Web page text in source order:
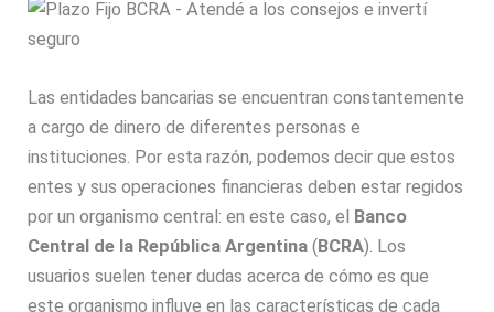
Las entidades bancarias se encuentran constantemente
a cargo de dinero de diferentes personas e
instituciones. Por esta razón, podemos decir que estos
entes y sus operaciones financieras deben estar regidos
por un organismo central: en este caso, el Banco
Central de la República Argentina (BCRA). Los
usuarios suelen tener dudas acerca de cómo es que
este organismo influye en las características de cada